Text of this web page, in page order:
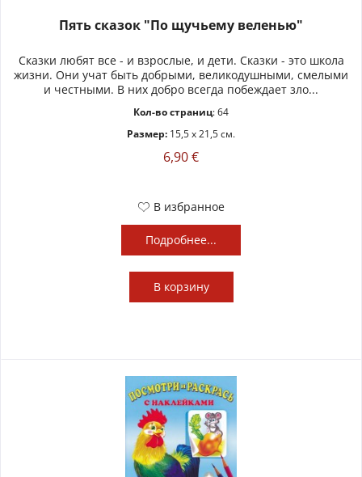
Пять сказок "По щучьему веленью"
Сказки любят все - и взрослые, и дети. Сказки - это школа
жизни. Они учат быть добрыми, великодушными, смелыми
и честными. В них добро всегда побеждает зло...
Кол-во страниц: 64
Размер: 15,5 x 21,5 см.
6,90 €
В избранное
Подробнее...
В корзину